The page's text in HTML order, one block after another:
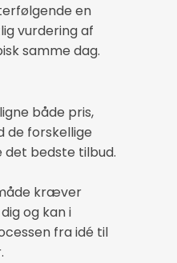
en
vurdering af
samme dag.
både pris,
de forskellige
bedste tilbud.
kræver
og kan i
fra idé til